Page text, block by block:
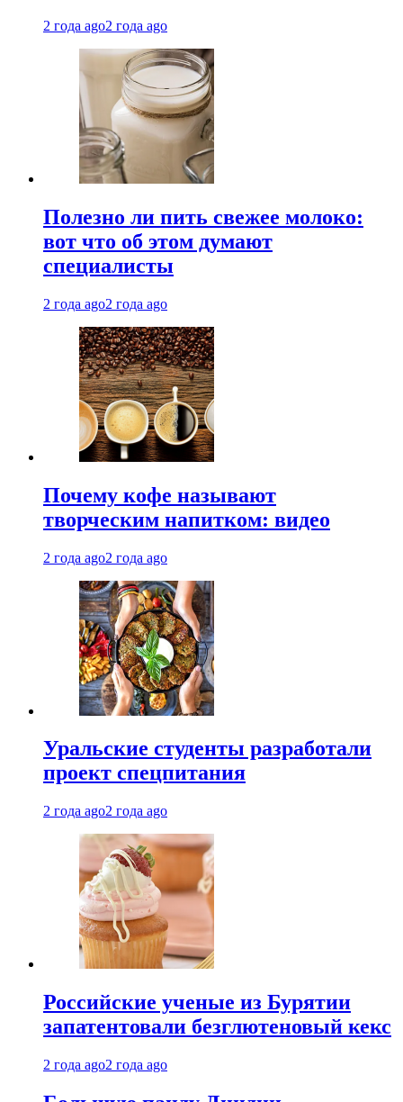
2 года ago2 года ago
Полезно ли пить свежее молоко:
вот что об этом думают
специалисты
2 года ago2 года ago
Почему кофе называют
творческим напитком: видео
2 года ago2 года ago
Уральские студенты разработали
проект спецпитания
2 года ago2 года ago
Российские ученые из Бурятии
запатентовали безглютеновый кекс
2 года ago2 года ago